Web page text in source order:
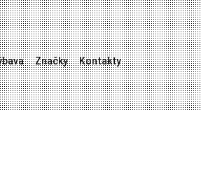
Značky Kontakty